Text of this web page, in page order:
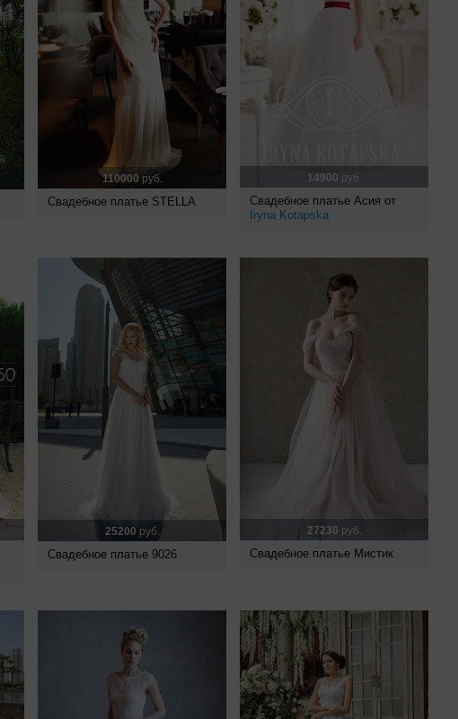
110000 руб.
Свадебное платье STELLA
14900 руб.
Свадебное платье Асия от
Iryna Kotapska
25200 руб.
Свадебное платье 9026
27230 руб.
Свадебное платье Мистик